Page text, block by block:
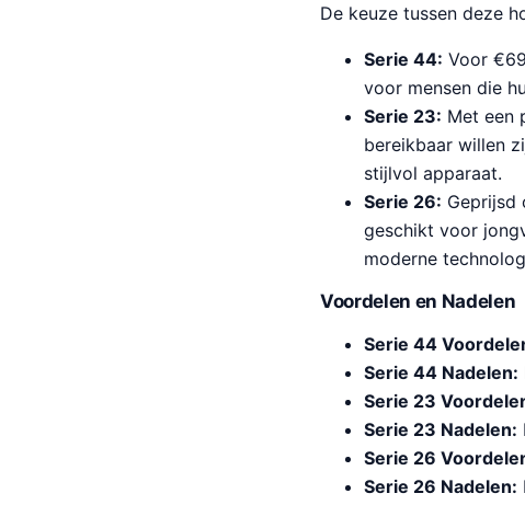
De keuze tussen deze
Serie 44: Voor
voor mensen die
Serie 23: Met een
bereikbaar willen
stijlvol apparaat.
Serie 26: Geprijsd
geschikt voor
moderne
Voordelen en Nadelen
Serie 44
Serie 44 Nadelen:
Serie 23
Serie 23 Nadelen:
Serie 26
Serie 26 Nadelen: